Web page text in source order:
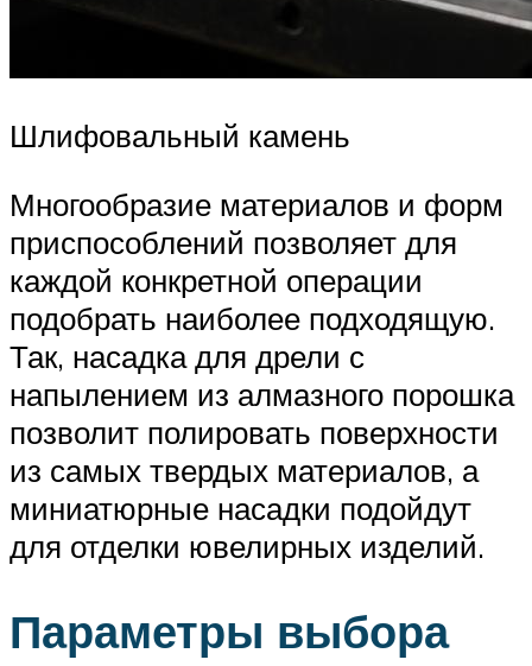
Шлифовальный камень
Многообразие материалов и форм
приспособлений позволяет для
каждой конкретной операции
подобрать наиболее подходящую.
Так, насадка для дрели с
напылением из алмазного порошка
позволит полировать поверхности
из самых твердых материалов, а
миниатюрные насадки подойдут
для отделки ювелирных изделий.
Параметры выбора